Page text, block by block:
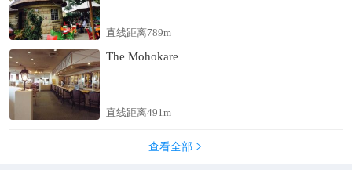
直线距离789m
The Mohokare
直线距离491m
查看全部 